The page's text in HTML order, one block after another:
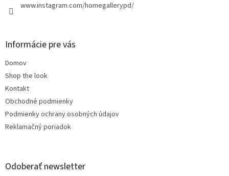
www.instagram.com/homegallerypd/
Informácie pre vás
Domov
Shop the look
Kontakt
Obchodné podmienky
Podmienky ochrany osobných údajov
Reklamačný poriadok
Odoberať newsletter